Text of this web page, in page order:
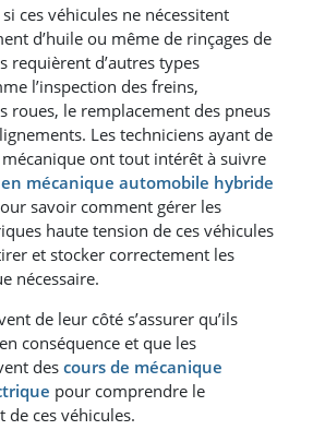
ces véhicules ne nécessitent
d’huile ou même de rinçages de
requièrent d’autres types
l’inspection des freins,
roues, le remplacement des pneus
Les techniciens ayant de
mécanique ont tout intérêt à suivre
mécanique automobile hybride
savoir comment gérer les
haute tension de ces véhicules
et stocker correctement les
nécessaire.
de leur côté s’assurer qu’ils
conséquence et que les
des cours de mécanique
pour comprendre le
ces véhicules.